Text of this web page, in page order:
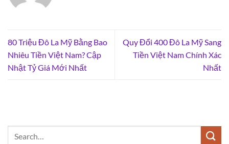
80 Triệu Đô La Mỹ Bằng Bao
Nhiêu Tiền Việt Nam? Cập
Nhật Tỷ Giá Mới Nhất
Quy Đổi 400 Đô La Mỹ Sang
Tiền Việt Nam Chính Xác
Nhất